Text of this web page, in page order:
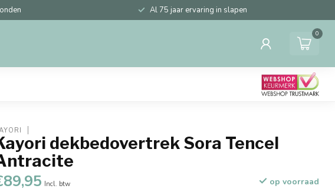
Al 75 jaar ervaring in slapen
0
dekbedovertrek Sora Tencel
Incl. btw op voorraad